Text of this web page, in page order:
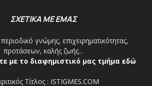
ΣΧΕΤΙΚΑ ΜΕ ΕΜΑΣ
γνώμης, επιχειρηματικότητας,
προτάσεων, καλής ζωής...
με το διαφημιστικό μας τμήμα εδώ
Τίτλος : ISTIGMES.COM